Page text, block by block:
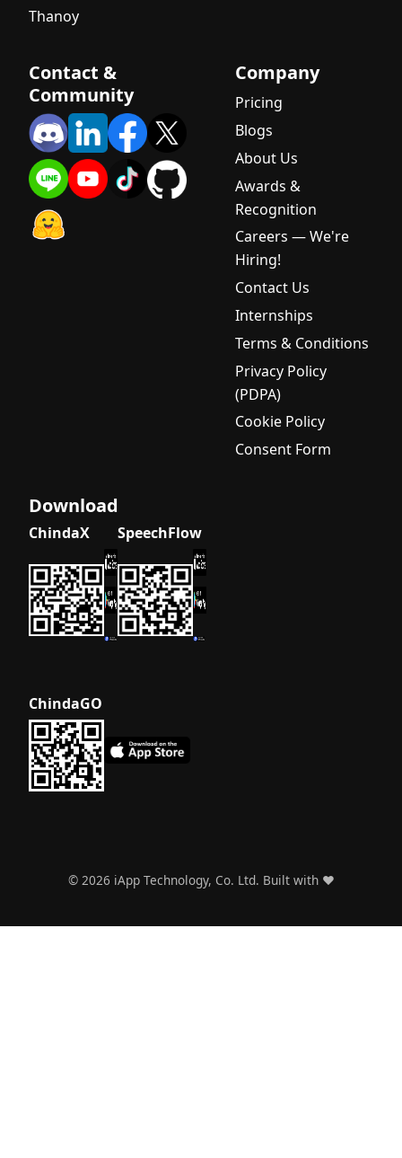
Thanoy
Contact &
Community
Company
Pricing
Blogs
About Us
Awards &
Recognition
Careers — We're
Hiring!
Contact Us
Internships
Terms & Conditions
Privacy Policy
(PDPA)
Cookie Policy
Consent Form
Download
ChindaX SpeechFlow
ChindaGO
© 2026 iApp Technology, Co. Ltd. Built with ❤️